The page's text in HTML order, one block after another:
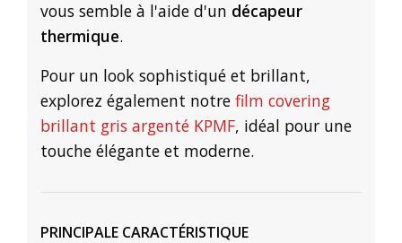
vous semble à l'aide d'un décapeur
thermique.
Pour un look sophistiqué et brillant,
explorez également notre film covering
brillant gris argenté KPMF, idéal pour une
touche élégante et moderne.
PRINCIPALE CARACTÉRISTIQUE